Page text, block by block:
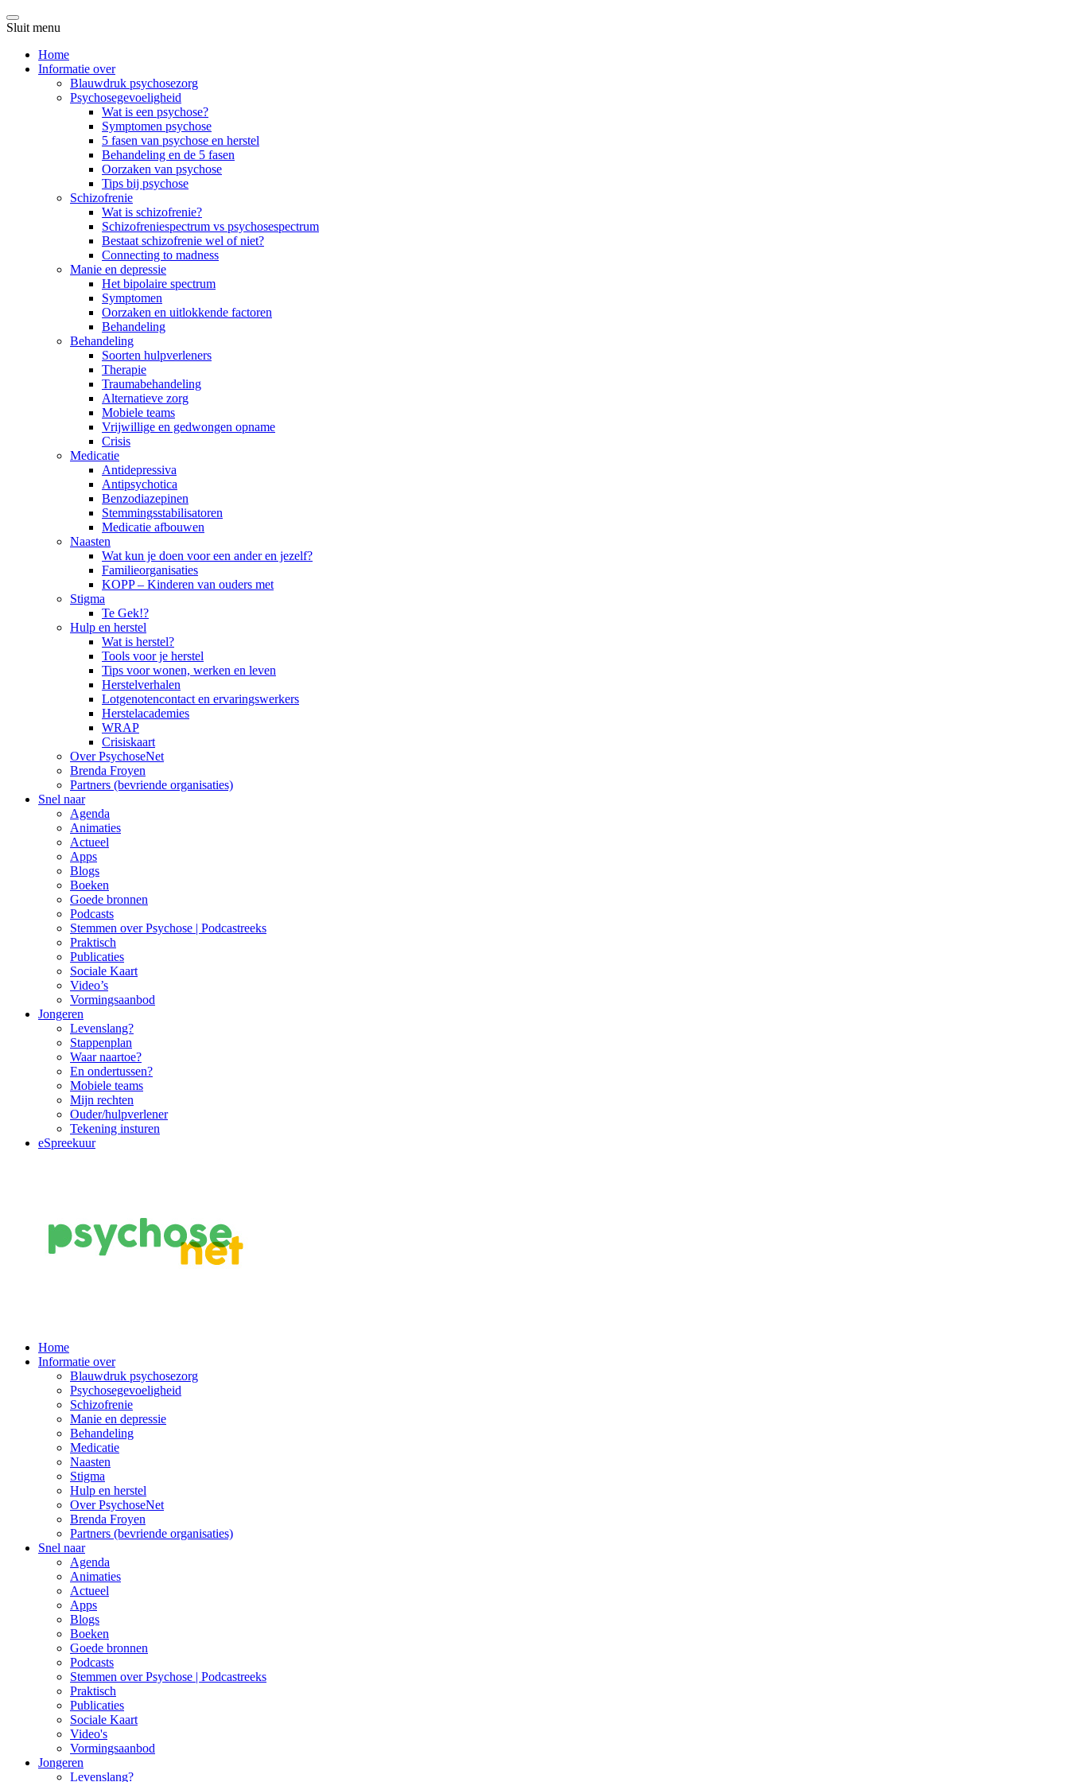
Sluit menu
Home
Informatie over
Blauwdruk psychosezorg
Psychosegevoeligheid
Wat is een psychose?
Symptomen psychose
5 fasen van psychose en herstel
Behandeling en de 5 fasen
Oorzaken van psychose
Tips bij psychose
Schizofrenie
Wat is schizofrenie?
Schizofreniespectrum vs psychosespectrum
Bestaat schizofrenie wel of niet?
Connecting to madness
Manie en depressie
Het bipolaire spectrum
Symptomen
Oorzaken en uitlokkende factoren
Behandeling
Behandeling
Soorten hulpverleners
Therapie
Traumabehandeling
Alternatieve zorg
Mobiele teams
Vrijwillige en gedwongen opname
Crisis
Medicatie
Antidepressiva
Antipsychotica
Benzodiazepinen
Stemmingsstabilisatoren
Medicatie afbouwen
Naasten
Wat kun je doen voor een ander en jezelf?
Familieorganisaties
KOPP – Kinderen van ouders met
Stigma
Te Gek!?
Hulp en herstel
Wat is herstel?
Tools voor je herstel
Tips voor wonen, werken en leven
Herstelverhalen
Lotgenotencontact en ervaringswerkers
Herstelacademies
WRAP
Crisiskaart
Over PsychoseNet
Brenda Froyen
Partners (bevriende organisaties)
Snel naar
Agenda
Animaties
Actueel
Apps
Blogs
Boeken
Goede bronnen
Podcasts
Stemmen over Psychose | Podcastreeks
Praktisch
Publicaties
Sociale Kaart
Video’s
Vormingsaanbod
Jongeren
Levenslang?
Stappenplan
Waar naartoe?
En ondertussen?
Mobiele teams
Mijn rechten
Ouder/hulpverlener
Tekening insturen
eSpreekuur
Main
Navigation
Home
Informatie over
Blauwdruk psychosezorg
Psychosegevoeligheid
Schizofrenie
Manie en depressie
Behandeling
Medicatie
Naasten
Stigma
Hulp en herstel
Over PsychoseNet
Brenda Froyen
Partners (bevriende organisaties)
Snel naar
Agenda
Animaties
Actueel
Apps
Blogs
Boeken
Goede bronnen
Podcasts
Stemmen over Psychose | Podcastreeks
Praktisch
Publicaties
Sociale Kaart
Video's
Vormingsaanbod
Jongeren
Levenslang?